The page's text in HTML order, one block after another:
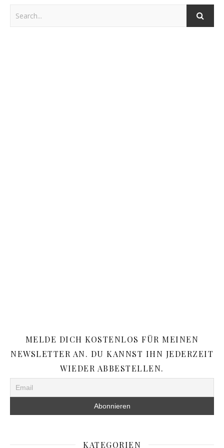
MELDE DICH KOSTENLOS FÜR MEINEN
NEWSLETTER AN. DU KANNST IHN JEDERZEIT
WIEDER ABBESTELLEN.
KATEGORIEN